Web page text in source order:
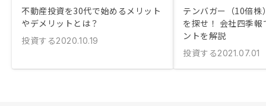
不動産投資を30代で始めるメリット
やデメリットとは？
投資する2020.10.19
テンバガー（10倍株
を探せ！ 会社四季
ントを解説
投資する2021.07.01